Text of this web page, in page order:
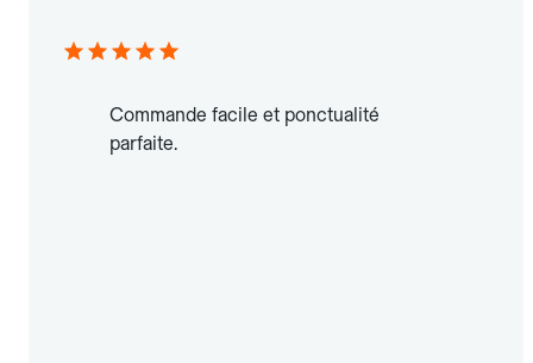
Commande facile et ponctualité
parfaite.